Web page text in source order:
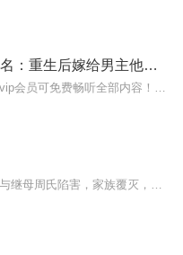
重生后王妃飘了（又名：重生后嫁给男主他叔）